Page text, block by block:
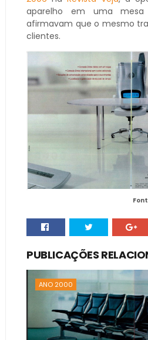
aparelho em uma
afirmavam que o mesmo
clientes.
PUBLICAÇÕES
ANO 2000